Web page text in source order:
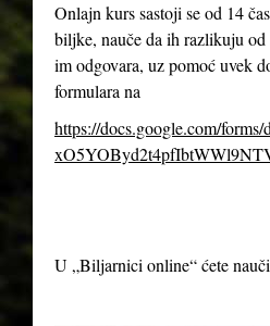
Onlajn kurs sastoji se od 14
biljke, nauče da ih razlikuju
im odgovara, uz pomoć uvek
formulara na
https://docs.google.com/
U „Biljarnici online“ ćete